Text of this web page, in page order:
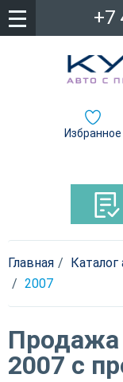
+7
Избранное
Главная
2007
Продажа
2007 с